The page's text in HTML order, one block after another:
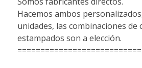
Hacemos ambos
unidades, las combinaciones de
estampados son a elección.